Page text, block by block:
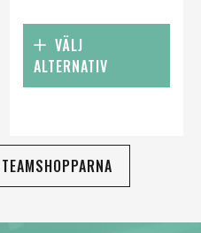
VÄLJ
ALTERNATIV